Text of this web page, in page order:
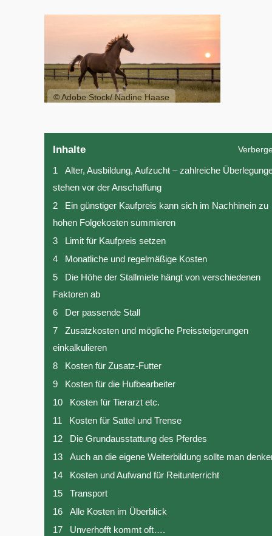
© Adobe Stock/ Nadine Haase
Inhalte
1
Alter, Ausbildung, Aufzucht – zahlreiche
stehen vor der Anschaffung
2
Ein günstiger Kaufpreis kann sich im Nachhinein zu
hohen Folgekosten summieren
3
Limit für Kaufpreis setzen
4
Monatliche und regelmäßige Kosten
5
Die Höhe der Stallmiete hängt von verschiedenen
Faktoren ab
6
Der passende Stall
7
Zusatzkosten und mögliche Preissteigerungen
einkalkulieren
8
Kosten für Zusatz-Futter
9
Kosten für die Hufbearbeiter
10
Kosten für Tierarzt etc.
11
Kosten für Sattel und Trense
12
Die Grundausstattung des Pferdes
13
Auch an die eigene Weiterbildung sollte man
14
Kosten und Aufwand für Reitunterricht
15
Transport
16
Alle Kosten im Überblick
17
Unverhofft kommt oft….